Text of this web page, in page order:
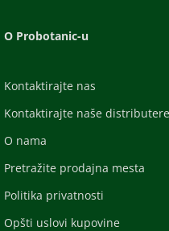
O Probotanic-u
Kontaktirajte nas
Kontaktirajte naše distributere
O nama
Pretražite prodajna mesta
Politika privatnosti
Opšti uslovi kupovine